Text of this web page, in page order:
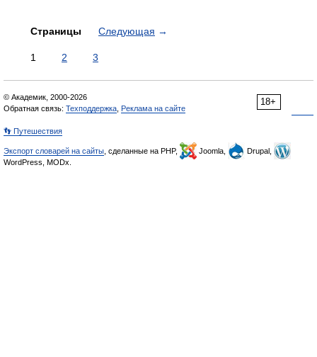
Страницы Следующая →
1 2 3
18+
© Академик, 2000-2026
Обратная связь: Техподдержка Реклама на сайте
👣 Путешествия
Экспорт словарей на сайты , сделанные на PHP, Joomla,
Drupal,
WordPress, MODx.